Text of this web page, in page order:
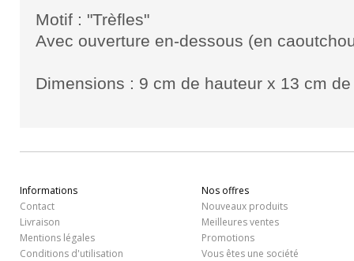
Motif : "Trèfles"
Avec ouverture en-dessous (en
Dimensions : 9 cm de hauteur x 13 cm
Informations
Contact
Livraison
Mentions légales
Conditions d'utilisation
Nos offres
Nouveaux produits
Meilleures ventes
Promotions
Vous êtes une société